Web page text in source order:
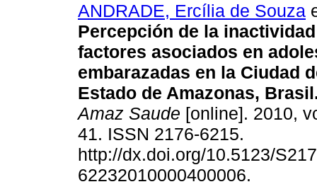
ANDRADE, Ercília de Souza
Percepción de la
factores asociados en
embarazadas en la Ciudad
Estado de Amazonas, Brasil
Amaz Saude [online]. 2010,
41. ISSN 2176-6215.
http://dx.doi.org/10.5123/
62232010000400006.